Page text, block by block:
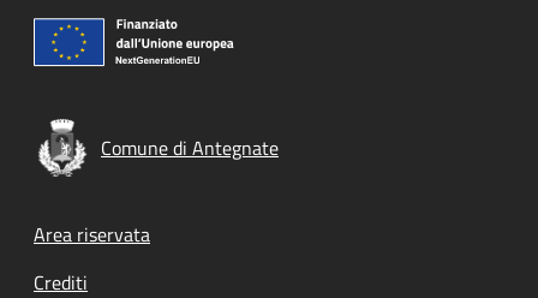
Comune di Antegnate
Footer menu
Area riservata
Crediti